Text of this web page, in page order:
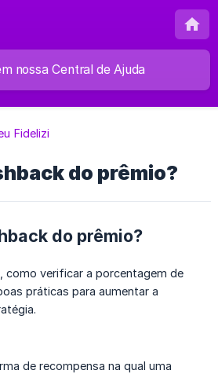
Fidelizi
do prêmio?
do prêmio?
como verificar a porcentagem de
práticas para aumentar a
de recompensa na qual uma